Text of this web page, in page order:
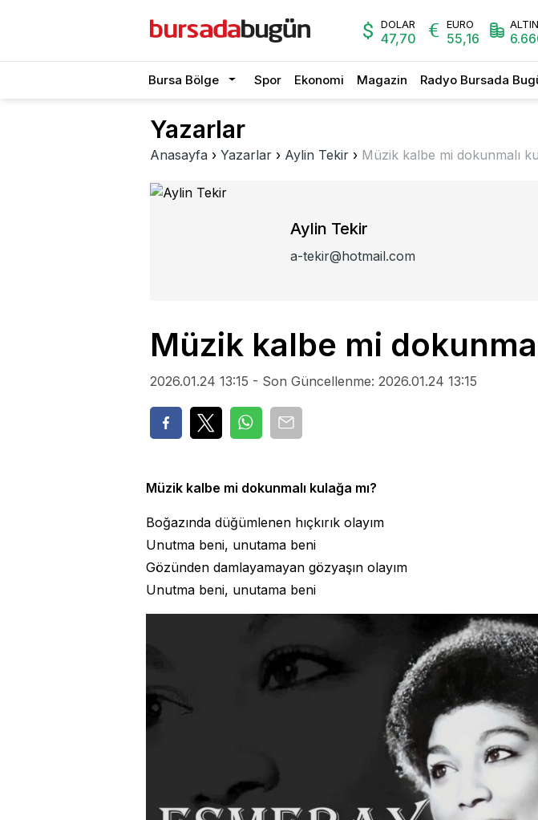
DOLAR
47,70
EURO
55,16
ALTIN
Bursa Bölge Spor Ekonomi Magazin Radyo Bursada
Yazarlar
Anasayfa › Yazarlar › Aylin Tekir › Müzik kalbe mi dokunmalı
Aylin Tekir
a-tekir@hotmail.com
Müzik kalbe mi
2026.01.24 13:15 - Son Güncellenme: 2026.01.24 13:15
Müzik kalbe mi dokunmalı kulağa mı?
Boğazında düğümlenen hıçkırık olayım
Unutma beni, unutama beni
Gözünden damlayamayan gözyaşın olayım
Unutma beni, unutama beni